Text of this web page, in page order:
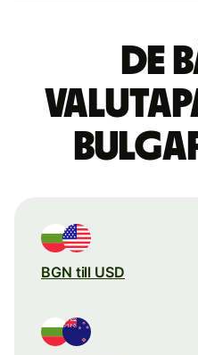
De
BGN till USD